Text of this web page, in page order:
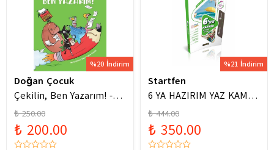
%20 İndirim
Doğan Çocuk
Çekilin, Ben Yazarım! -
Anıl Basılı
₺ 250.00
₺ 200.00
%21 İndirim
Startfen
6 YA HAZIRIM YAZ KAMPI
FÖYLERİ
₺ 444.00
₺ 350.00